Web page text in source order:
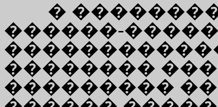
�
������-
��������
���������